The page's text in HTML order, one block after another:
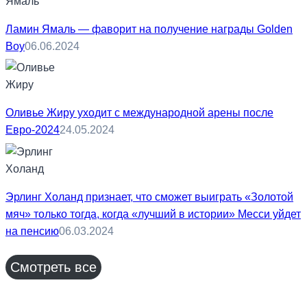
Ламин Ямаль — фаворит на получение награды Golden
Boy06.06.2024
Оливье Жиру уходит с международной арены после
Евро-202424.05.2024
Эрлинг Холанд признает, что сможет выиграть «Золотой
мяч» только тогда, когда «лучший в истории» Месси уйдет
на пенсию06.03.2024
Смотреть все